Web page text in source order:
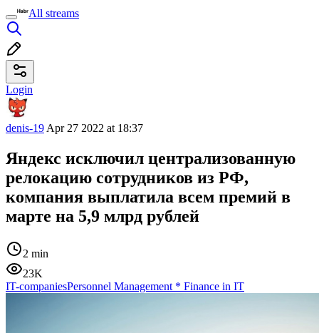
All streams
Login
denis-19 Apr 27 2022 at 18:37
Яндекс исключил централизованную
релокацию сотрудников из РФ,
компания выплатила всем премий в
марте на 5,9 млрд рублей
2 min
23K
IT-companiesPersonnel Management * Finance in IT